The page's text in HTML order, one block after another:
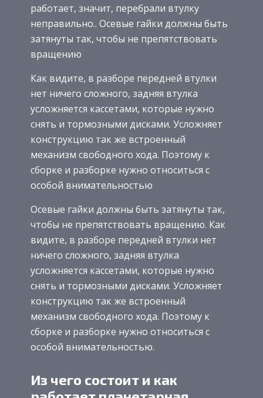
работает, значит, перебрали втулку
неправильно.. Осевые гайки должны быть
затянуты так, чтобы не препятствовать
вращению
Как видите, в разборе передней втулки
нет ничего сложного, задняя втулка
усложняется кассетами, которые нужно
снять и тормозными дисками. Усложняет
конструкцию так же встроенный
механизм свободного хода. Поэтому к
сборке и разборке нужно относиться с
особой внимательностью
Осевые гайки должны быть затянуты так,
чтобы не препятствовать вращению. Как
видите, в разборе передней втулки нет
ничего сложного, задняя втулка
усложняется кассетами, которые нужно
снять и тормозными дисками. Усложняет
конструкцию так же встроенный
механизм свободного хода. Поэтому к
сборке и разборке нужно относиться с
особой внимательностью.
Из чего состоит и как